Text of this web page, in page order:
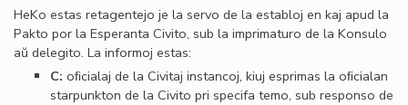
HeKo estas retagentejo je la servo de la establoj en kaj apud la
Pakto por la Esperanta Civito, sub la imprimaturo de la Konsulo
aŭ delegito. La informoj estas:
C: oﬁcialaj de la Civitaj instancoj, kiuj esprimas la oﬁcialan
starpunkton de la Civito pri specifa temo, sub responso de